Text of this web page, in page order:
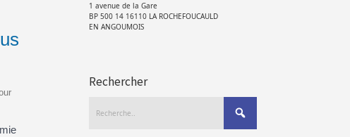
1 avenue de la Gare
BP 500 14 16110 LA ROCHEFOUCAULD
EN ANGOUMOIS
Rechercher